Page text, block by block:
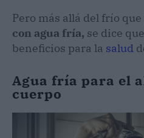
Pero más allá del frío
con agua fría, se dice
beneficios para la salud
Agua fría para el
cuerpo